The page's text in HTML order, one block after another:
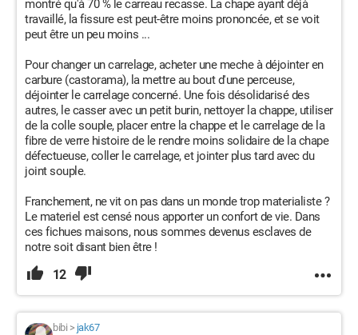
montré qu'à 70 % le carreau recasse. La chape ayant déjà
travaillé, la fissure est peut-être moins prononcée, et se voit
peut être un peu moins ...
Pour changer un carrelage, acheter une meche à déjointer en
carbure (castorama), la mettre au bout d'une perceuse,
déjointer le carrelage concerné. Une fois désolidarisé des
autres, le casser avec un petit burin, nettoyer la chappe, utiliser
de la colle souple, placer entre la chappe et le carrelage de la
fibre de verre histoire de le rendre moins solidaire de la chape
défectueuse, coller le carrelage, et jointer plus tard avec du
joint souple.
Franchement, ne vit on pas dans un monde trop materialiste ?
Le materiel est censé nous apporter un confort de vie. Dans
ces fichues maisons, nous sommes devenus esclaves de
notre soit disant bien être !
12
bibi > jak67